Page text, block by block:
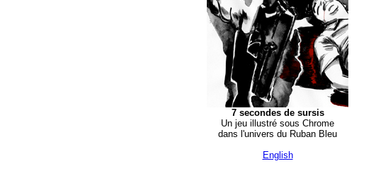
7 secondes de sursis
Un jeu illustré sous Chrome
dans l'univers du Ruban Bleu
English